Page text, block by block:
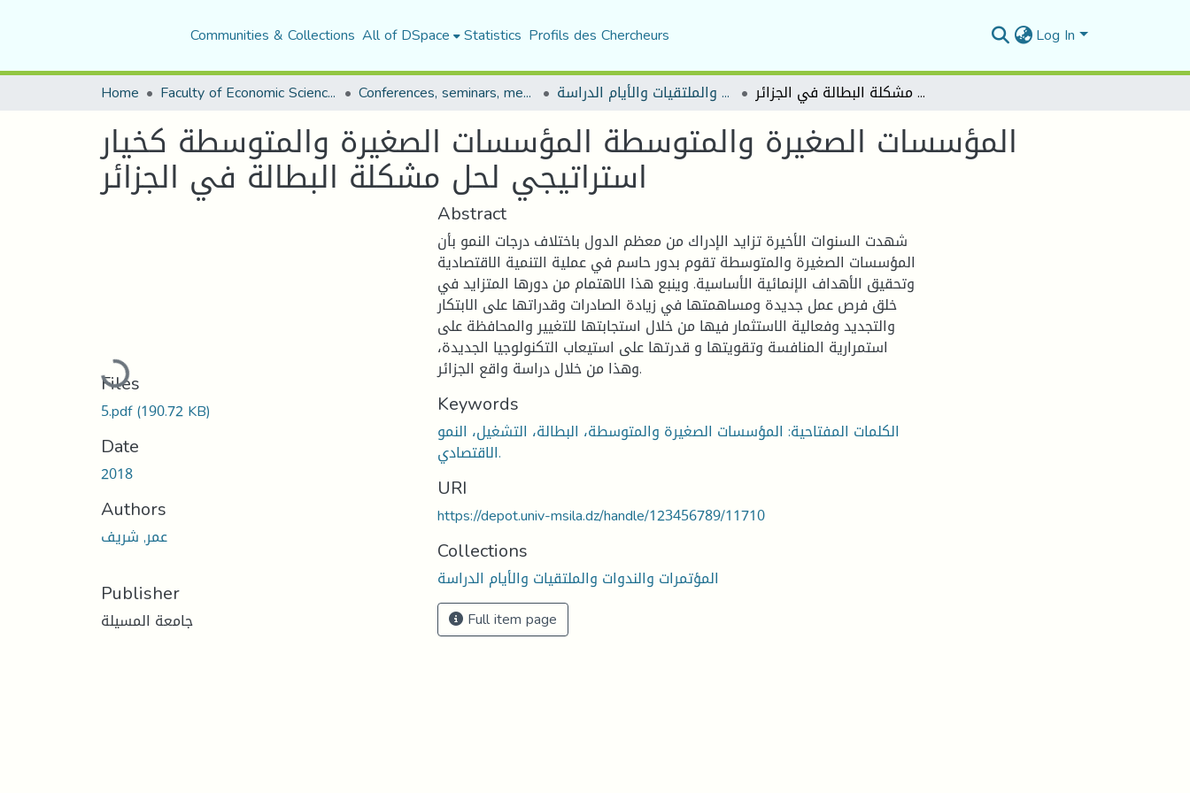
Communities & Collections All of DSpace Statistics Profils des Chercheurs Log In
Home Faculty of Economic Sciences, Commerce and Management Sciences Conferences, seminars, meetings, and study days المؤتمرات والندوات والملتقيات والأيام الدراسة المؤسسات الصغيرة والمتوسطة المؤسسات الصغيرة والمتوسطة كخيار استراتيجي لحل مشكلة البطالة في الجزائر
المؤسسات الصغيرة والمتوسطة المؤسسات الصغيرة والمتوسطة كخيار
استراتيجي لحل مشكلة البطالة في الجزائر
Loading...
Files
5.pdf(190.72 KB)
Date
2018
Authors
عمر, شريف
Publisher
جامعة المسيلة
Abstract
شهدت السنوات الأخيرة تزايد الإدراك من معظم الدول باختلاف درجات النمو بأن
المؤسسات الصغيرة والمتوسطة تقوم بدور حاسم في عملية التنمية الاقتصادية
وتحقيق الأهداف الإنمائية الأساسية. وينبع هذا الاهتمام من دورها المتزايد في
خلق فرص عمل جديدة ومساهمتها في زيادة الصادرات وقدراتها على الابتكار
والتجديد وفعالية الاستثمار فيها من خلال استجابتها للتغيير والمحافظة على
استمرارية المنافسة وتقويتها و قدرتها على استيعاب التكنولوجيا الجديدة،
وهذا من خلال دراسة واقع الجزائر.
Keywords
الكلمات المفتاحية: المؤسسات الصغيرة والمتوسطة، البطالة، التشغيل، النمو
الاقتصادي.
URI
https://depot.univ-msila.dz/handle/123456789/11710
Collections
المؤتمرات والندوات والملتقيات والأيام الدراسة
Full item page